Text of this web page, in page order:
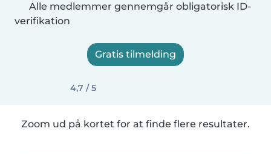
Alle medlemmer gennemgår obligatorisk ID-
verifikation
Gratis tilmelding
4,7 / 5
Zoom ud på kortet for at finde flere resultater.